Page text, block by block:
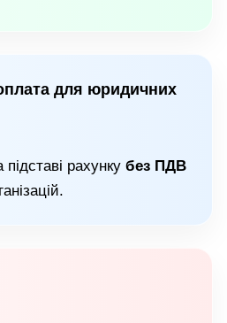
для юридичних
рахунку без ПДВ